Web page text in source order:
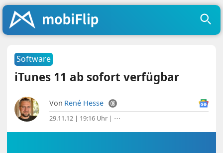
Software
iTunes 11 ab sofort verfügbar
Von René Hesse
29.11.12 | 19:16 Uhr | ⋯